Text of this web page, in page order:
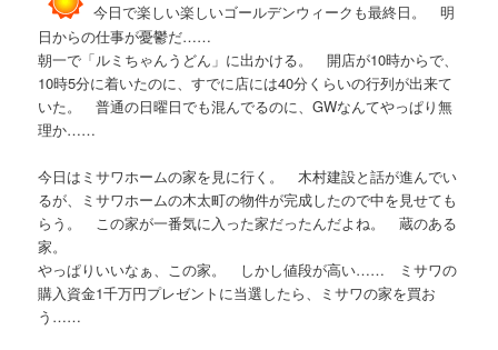
今日で楽しい楽しいゴールデンウィークも最終日。 明
日からの仕事が憂鬱だ……
朝一で「ルミちゃんうどん」に出かける。 開店が10時からで、
10時5分に着いたのに、すでに店には40分くらいの行列が出来て
いた。 普通の日曜日でも混んでるのに、GWなんてやっぱり無
理か……
今日はミサワホームの家を見に行く。 木村建設と話が進んでい
るが、ミサワホームの木太町の物件が完成したので中を見せても
らう。 この家が一番気に入った家だったんだよね。 蔵のある
家。
やっぱりいいなぁ、この家。 しかし値段が高い…… ミサワの
購入資金1千万円プレゼントに当選したら、ミサワの家を買お
う……